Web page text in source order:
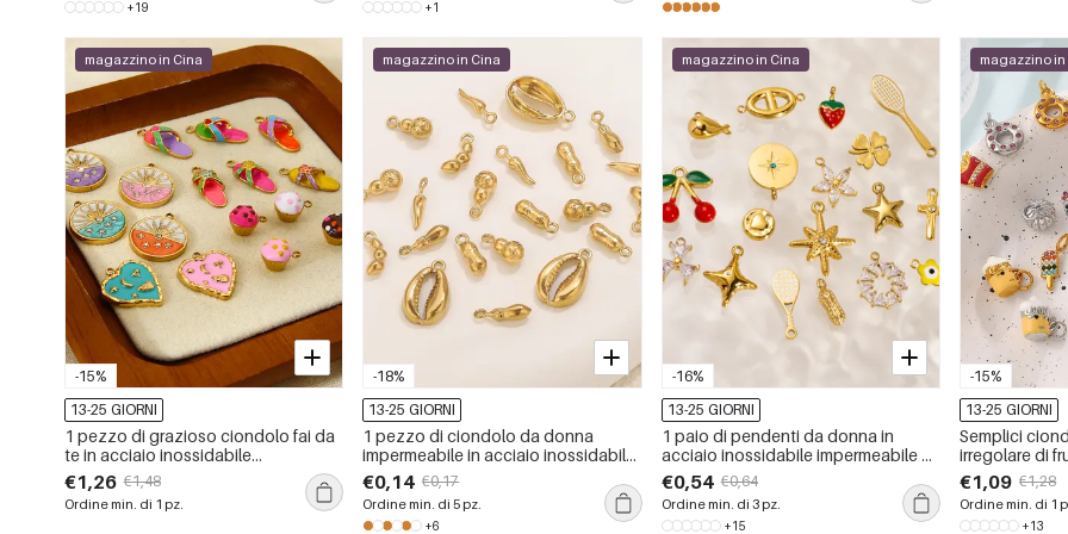
+19 +1
-15%
magazzino in Cina
13-25 GIORNI
1 pezzo di grazioso ciondolo fai da
te in acciaio inossidabile
impermeabile color oro
€1,26 €1,48
Ordine min. di 1 pz.
-18%
magazzino in Cina
13-25 GIORNI
1 pezzo di ciondolo da donna
impermeabile in acciaio inossidabile
con conchiglia fai da te
€0,14 €0,17
Ordine min. di 5 pz.
+6
-16%
magazzino in Cina
13-25 GIORNI
1 paio di pendenti da donna in
acciaio inossidabile impermeabile a
forma di pianta carina, serie semplice
€0,54 €0,64
Ordine min. di 3 pz.
+15
-15%
magazzino in
13-25 GIORNI
Semplici
irregolare di
inossidabile
con strass.
€1,09 €1,28
Ordine min. di 1
+13